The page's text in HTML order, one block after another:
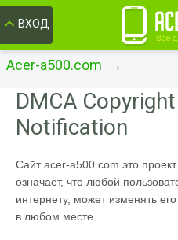
ВХОД
Acer-a500.com →
DMCA
Notification
Сайт acer-a500.com это
означает, что любой
интернету, может изменять
в любом месте.